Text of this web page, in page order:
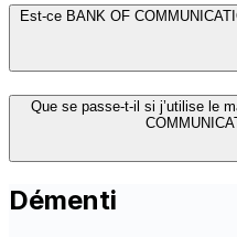
Est-ce BANK OF
Que se passe-t-il si j’utilise le
Démenti